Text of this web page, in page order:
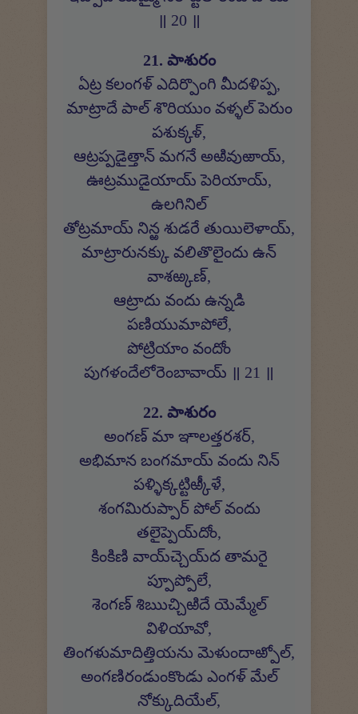
॥ 20 ॥
21. పాశురం
ఏట్ర కలంగళ్ ఎదిర్పొంగి మీదళిప్ప,
మాట్రాదే పాల్ శొరియుం వళ్ళల్ పెరుం
పశుక్కళ్,
ఆట్రప్పడైత్తాన్ మగనే అఱివుఱాయ్,
ఊట్రముడైయాయ్ పెరియాయ్,
ఉలగినిల్
తోట్రమాయ్ నిన్ఱ శుడరే తుయిలెళాయ్,
మాట్రారునక్కు వలితొలైందు ఉన్
వాశఱ్కణ్,
ఆట్రాదు వందు ఉన్నడి
పణియుమాపోలే,
పోట్రియాం వందోం
పుగళందేలోరెంబావాయ్ ॥ 21 ॥
22. పాశురం
అంగణ్ మా ఞాలత్తరశర్,
అభిమాన బంగమాయ్ వందు నిన్
పళ్ళిక్కట్టిఱ్కీళే,
శంగమిరుప్పార్ పోల్ వందు
తలైప్పెయ్‍దోం,
కింకిణి వాయ్‍చ్చెయ్‍ద తామరై
ప్పూప్పోలే,
శెంగణ్ శిఋచ్చిఱిదే యెమ్మేల్
విళియావో,
తింగళుమాదిత్తియను మెళుందాఱ్పోల్,
అంగణిరండుంకొండు ఎంగళ్ మేల్
నోక్కుదియేల్,